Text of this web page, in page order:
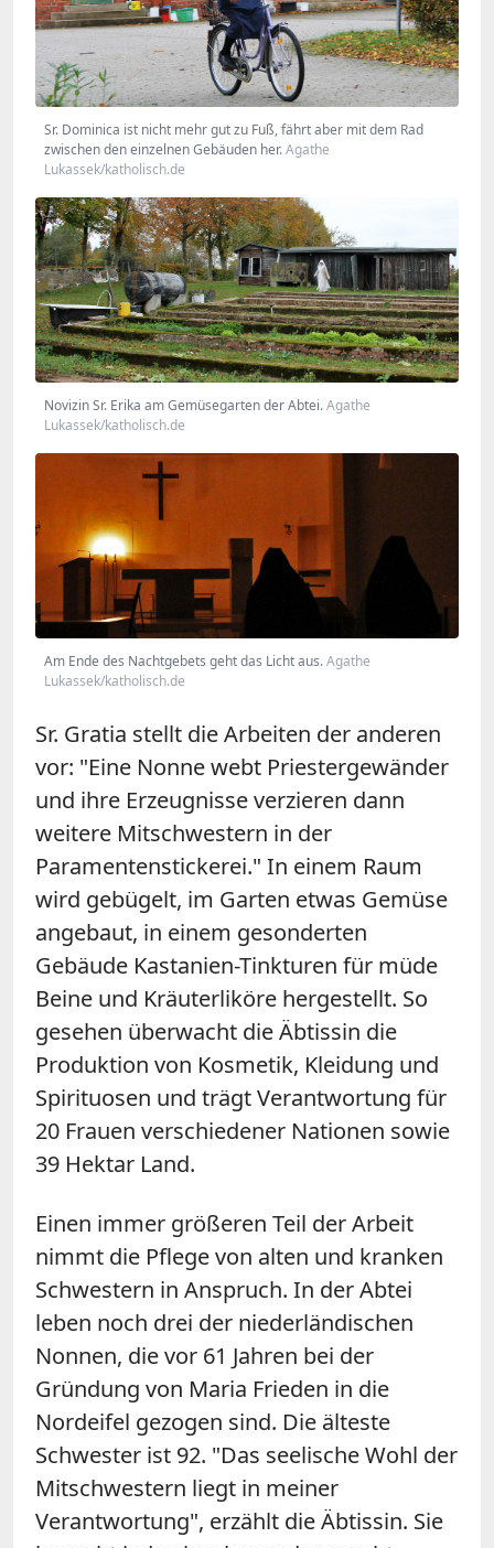
Sr. Dominica ist nicht mehr gut zu Fuß, fährt aber mit dem Rad
zwischen den einzelnen Gebäuden her.Agathe
Lukassek/katholisch.de
Novizin Sr. Erika am Gemüsegarten der Abtei.Agathe
Lukassek/katholisch.de
Am Ende des Nachtgebets geht das Licht aus.Agathe
Lukassek/katholisch.de
Sr. Gratia stellt die Arbeiten der anderen
vor: "Eine Nonne webt Priestergewänder
und ihre Erzeugnisse verzieren dann
weitere Mitschwestern in der
Paramentenstickerei." In einem Raum
wird gebügelt, im Garten etwas Gemüse
angebaut, in einem gesonderten
Gebäude Kastanien-Tinkturen für müde
Beine und Kräuterliköre hergestellt. So
gesehen überwacht die Äbtissin die
Produktion von Kosmetik, Kleidung und
Spirituosen und trägt Verantwortung für
20 Frauen verschiedener Nationen sowie
39 Hektar Land.
Einen immer größeren Teil der Arbeit
nimmt die Pflege von alten und kranken
Schwestern in Anspruch. In der Abtei
leben noch drei der niederländischen
Nonnen, die vor 61 Jahren bei der
Gründung von Maria Frieden in die
Nordeifel gezogen sind. Die älteste
Schwester ist 92. "Das seelische Wohl der
Mitschwestern liegt in meiner
Verantwortung", erzählt die Äbtissin. Sie